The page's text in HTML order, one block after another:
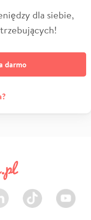
dla siebie,
darmo
TikTok Youtube